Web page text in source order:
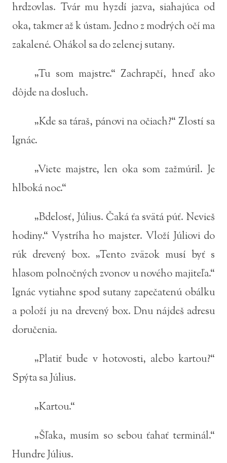
hrdzovlas. Tvár mu hyzdí jazva, siahajúca od
oka, takmer až k ústam. Jedno z modrých očí ma
zakalené. Ohákol sa do zelenej sutany.
„Tu som majstre.“ Zachrapčí, hneď ako
dôjde na dosluch.
„Kde sa táraš, pánovi na očiach?“ Zlostí sa
Ignác.
„Viete majstre, len oka som zažmúril. Je
hlboká noc.“
„Bdelosť, Július. Čaká ťa svätá púť. Nevieš
hodiny.“ Vystríha ho majster. Vloží Júliovi do
rúk drevený box. „Tento zväzok musí byť s
hlasom polnočných zvonov u nového majiteľa.“
Ignác vytiahne spod sutany zapečatenú obálku
a položí ju na drevený box. Dnu nájdeš adresu
doručenia.
„Platiť bude v hotovosti, alebo kartou?“
Spýta sa Július.
„Kartou.“
„Šľaka, musím so sebou ťahať terminál.“
Hundre Július.